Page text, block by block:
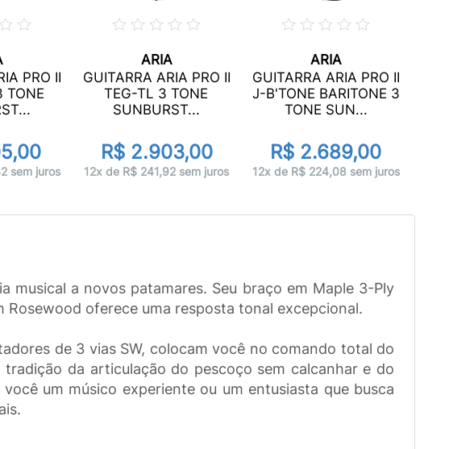
PRO II
TONE
sem juros
ARIA
GUITARRA ARIA PRO II
TEG-TL 3 TONE
SUNBURST...
R$ 2.903,00
12x de R$ 241,92 sem juros
ARIA
GUITARRA ARIA PRO II
J-B'TONE BARITONE 3
TONE SUN...
R$ 2.689,00
12x de R$ 224,08 sem juros
musical a novos patamares. Seu braço em Maple 3-Ply
oferece uma resposta tonal excepcional.
de 3 vias SW, colocam você no comando total do
da articulação do pescoço sem calcanhar e do
um músico experiente ou um entusiasta que busca